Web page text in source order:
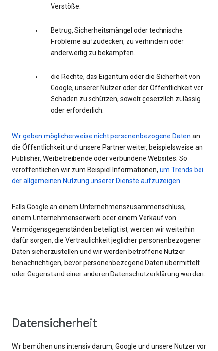
Verstöße.
Betrug, Sicherheitsmängel oder technische
Probleme aufzudecken, zu verhindern oder
anderweitig zu bekämpfen.
die Rechte, das Eigentum oder die Sicherheit von
Google, unserer Nutzer oder der Öffentlichkeit vor
Schaden zu schützen, soweit gesetzlich zulässig
oder erforderlich.
Wir geben möglicherweise nicht personenbezogene Daten an
die Öffentlichkeit und unsere Partner weiter, beispielsweise an
Publisher, Werbetreibende oder verbundene Websites. So
veröffentlichen wir zum Beispiel Informationen, um Trends bei
der allgemeinen Nutzung unserer Dienste aufzuzeigen.
Falls Google an einem Unternehmenszusammenschluss,
einem Unternehmenserwerb oder einem Verkauf von
Vermögensgegenständen beteiligt ist, werden wir weiterhin
dafür sorgen, die Vertraulichkeit jeglicher personenbezogener
Daten sicherzustellen und wir werden betroffene Nutzer
benachrichtigen, bevor personenbezogene Daten übermittelt
oder Gegenstand einer anderen Datenschutzerklärung werden.
Datensicherheit
Wir bemühen uns intensiv darum, Google und unsere Nutzer vor